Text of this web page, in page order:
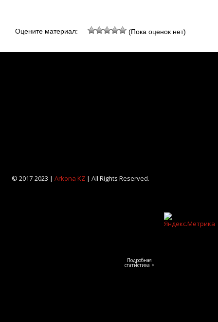
Оцените материал: (Пока оценок нет)
© 2017-2023 | Arkona KZ| All Rights Reserved.
Подробная
статистика >